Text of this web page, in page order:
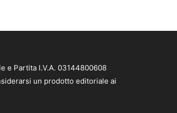
e Partita I.V.A. 03144800608
un prodotto editoriale ai